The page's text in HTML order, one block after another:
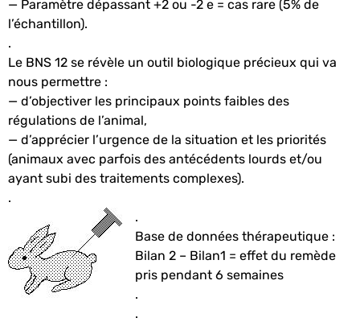
— Paramètre dépassant +2 ou -2 e = cas rare (5% de
l’échantillon).
.
Le BNS 12 se révèle un outil biologique précieux qui va
nous permettre :
— d’objectiver les principaux points faibles des
régulations de l’animal,
— d’apprécier l’urgence de la situation et les priorités
(animaux avec parfois des antécédents lourds et/ou
ayant subi des traitements complexes).
.
.
Base de données thérapeutique :
Bilan 2 – Bilan1 = effet du remède
pris pendant 6 semaines
.
.